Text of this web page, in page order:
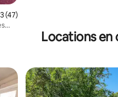
moyenne sur la base de 47
(47)
Locations en